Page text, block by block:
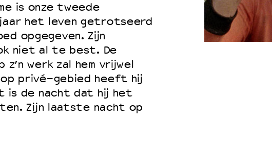
– VNPF
is onze tweede
het leven getrotseerd
opgegeven. Zijn
niet al te best. De
werk zal hem vrijwel
op privé-gebied heeft hij
is de nacht dat hij het
Zijn laatste nacht op